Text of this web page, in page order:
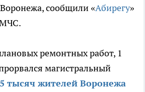
сообщили «Абирегу»
МЧС.
ремонтных работ, 1
магистральный
тысяч жителей Воронежа